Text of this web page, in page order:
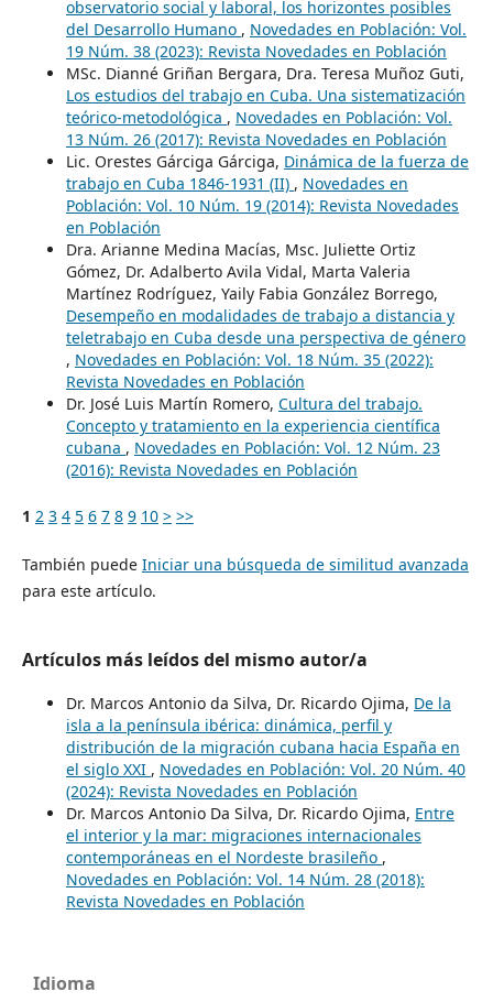
observatorio social y laboral, los horizontes posibles
del Desarrollo Humano , Novedades en Población: Vol.
19 Núm. 38 (2023): Revista Novedades en Población
MSc. Dianné Griñan Bergara, Dra. Teresa Muñoz Guti,
Los estudios del trabajo en Cuba. Una sistematización
teórico-metodológica , Novedades en Población: Vol.
13 Núm. 26 (2017): Revista Novedades en Población
Lic. Orestes Gárciga Gárciga, Dinámica de la fuerza de
trabajo en Cuba 1846-1931 (II) , Novedades en
Población: Vol. 10 Núm. 19 (2014): Revista Novedades
en Población
Dra. Arianne Medina Macías, Msc. Juliette Ortiz
Gómez, Dr. Adalberto Avila Vidal, Marta Valeria
Martínez Rodríguez, Yaily Fabia González Borrego,
Desempeño en modalidades de trabajo a distancia y
teletrabajo en Cuba desde una perspectiva de género
, Novedades en Población: Vol. 18 Núm. 35 (2022):
Revista Novedades en Población
Dr. José Luis Martín Romero, Cultura del trabajo.
Concepto y tratamiento en la experiencia científica
cubana , Novedades en Población: Vol. 12 Núm. 23
(2016): Revista Novedades en Población
1 2 3 4 5 6 7 8 9 10 > >>
También puede Iniciar una búsqueda de similitud avanzada
para este artículo.
Artículos más leídos del mismo autor/a
Dr. Marcos Antonio da Silva, Dr. Ricardo Ojima, De la
isla a la península ibérica: dinámica, perfil y
distribución de la migración cubana hacia España en
el siglo XXI , Novedades en Población: Vol. 20 Núm. 40
(2024): Revista Novedades en Población
Dr. Marcos Antonio Da Silva, Dr. Ricardo Ojima, Entre
el interior y la mar: migraciones internacionales
contemporáneas en el Nordeste brasileño ,
Novedades en Población: Vol. 14 Núm. 28 (2018):
Revista Novedades en Población
Idioma